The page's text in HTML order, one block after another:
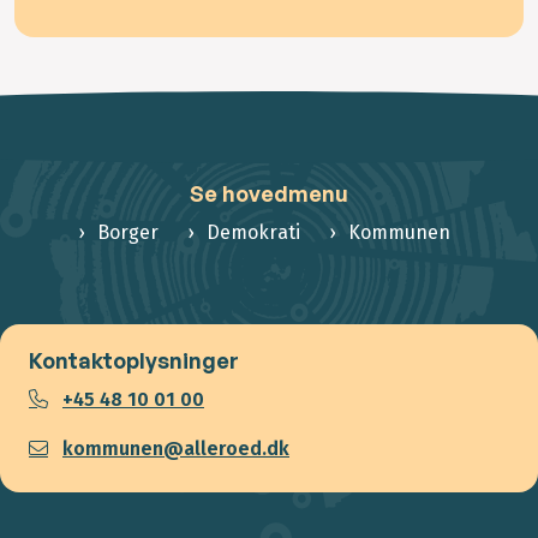
Se hovedmenu
Borger Demokrati Kommunen
Kontaktoplysninger
+45 48 10 01 00
kommunen@alleroed.dk